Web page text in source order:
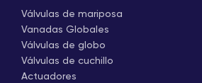
Válvulas de mariposa
Vanadas Globales
Válvulas de globo
Válvulas de cuchillo
Actuadores